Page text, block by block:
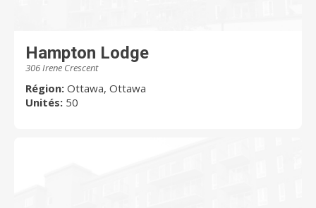
Hampton Lodge
306 Irene Crescent
Région: Ottawa, Ottawa
Unités: 50